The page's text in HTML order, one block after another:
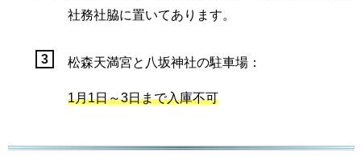
社務社脇に置いてあります。
松森天満宮と八坂神社の駐車場：
1月1日～3日まで入庫不可